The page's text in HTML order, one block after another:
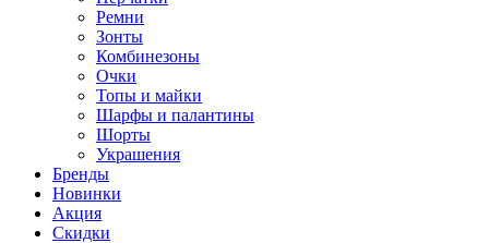
Ремни
Зонты
Комбинезоны
Очки
Топы и майки
Шарфы и палантины
Шорты
Украшения
Бренды
Новинки
Акция
Скидки